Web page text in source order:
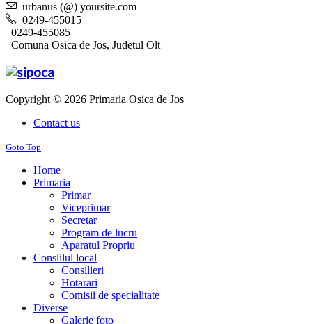
urbanus (@) yoursite.com
0249-455015
0249-455085
Comuna Osica de Jos, Judetul Olt
Copyright © 2026 Primaria Osica de Jos
Contact us
Goto Top
Home
Primaria
Primar
Viceprimar
Secretar
Program de lucru
Aparatul Propriu
Conslilul local
Consilieri
Hotarari
Comisii de specialitate
Diverse
Galerie foto